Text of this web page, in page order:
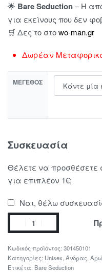
🌟 Bare Seduction– Η
για εκείνους που δεν
🛒 Δες το στοwo-man.gr
Δωρέαν
ΜΈΓΕΘΟΣ
Συσκευασία
Θέλετε να προσθέσετε
για επιπλέον 1€;
Ναι, θέλω
301450101
Κατηγορίες: Unisex, Άνδρας,
Ετικέτα: Bare Seduction